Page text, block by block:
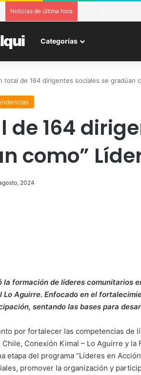
Noticias de última hora
Categorías
total de 164 dirigentes sociales se gradúan
de 164
como”
2024
formación de líderes comunitarios
Lo Aguirre. Enfocado en el
sentando las bases para
por fortalecer las competencias de
Conexión Kimal – Lo Aguirre y
etapa del programa “Líderes en
promover la organización y